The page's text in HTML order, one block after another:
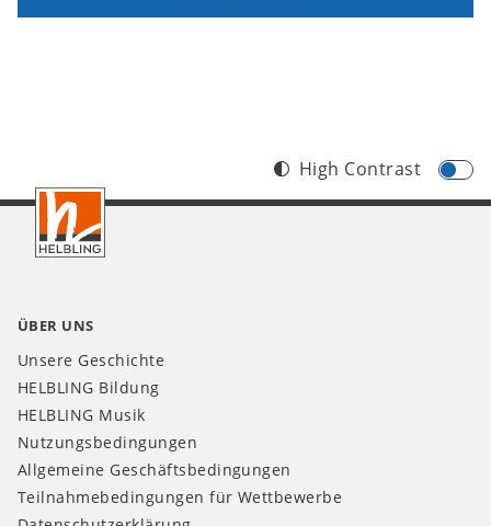
Footer
CH
High Contrast
ÜBER UNS
Unsere Geschichte
HELBLING Bildung
HELBLING Musik
Nutzungsbedingungen
Allgemeine Geschäftsbedingungen
Teilnahmebedingungen für Wettbewerbe